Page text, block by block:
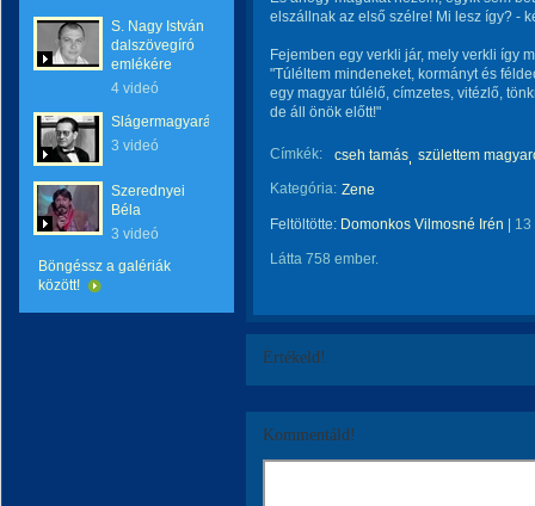
S. Nagy István
dalszövegíró
emlékére
4 videó
Slágermagyarázat
3 videó
Szerednyei
Béla
3 videó
Böngéssz a galériák
között!
elszállnak az első szélre! Mi lesz így? -
Fejemben egy verkli jár, mely verkli így
"Túléltem mindeneket, kormányt és
egy magyar túlélő, címzetes, vitézlő,
de áll önök előtt!"
Címkék: cseh tamás születtem
Kategória: Zene
Feltöltötte: Domonkos Vilmosné Irén 13
Látta 758 ember.
Értékeld!
Kommentáld!